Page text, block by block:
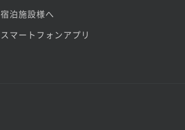
宿泊施設様へ
スマートフォンアプリ